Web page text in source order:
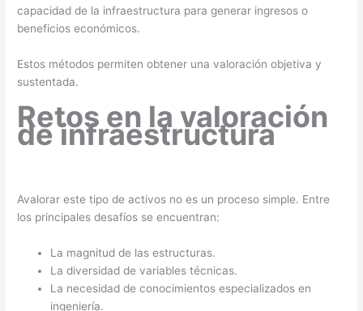
capacidad de la infraestructura para generar ingresos o
beneficios económicos.
Estos métodos permiten obtener una valoración objetiva y
sustentada.
Retos en la valoración
de infraestructura
Avalorar este tipo de activos no es un proceso simple. Entre
los principales desafíos se encuentran:
La magnitud de las estructuras.
La diversidad de variables técnicas.
La necesidad de conocimientos especializados en
ingeniería.